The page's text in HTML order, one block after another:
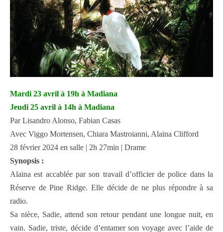
Mardi 23 avril à 19h à Madiana
Jeudi 25 avril à 14h à Madiana
Par Lisandro Alonso, Fabian Casas
Avec Viggo Mortensen, Chiara Mastroianni, Alaina Clifford
28 février 2024 en salle | 2h 27min | Drame
Synopsis :
Alaina est accablée par son travail d’officier de police dans la
Réserve de Pine Ridge. Elle décide de ne plus répondre à sa
radio.
Sa nièce, Sadie, attend son retour pendant une longue nuit, en
vain. Sadie, triste, décide d’entamer son voyage avec l’aide de